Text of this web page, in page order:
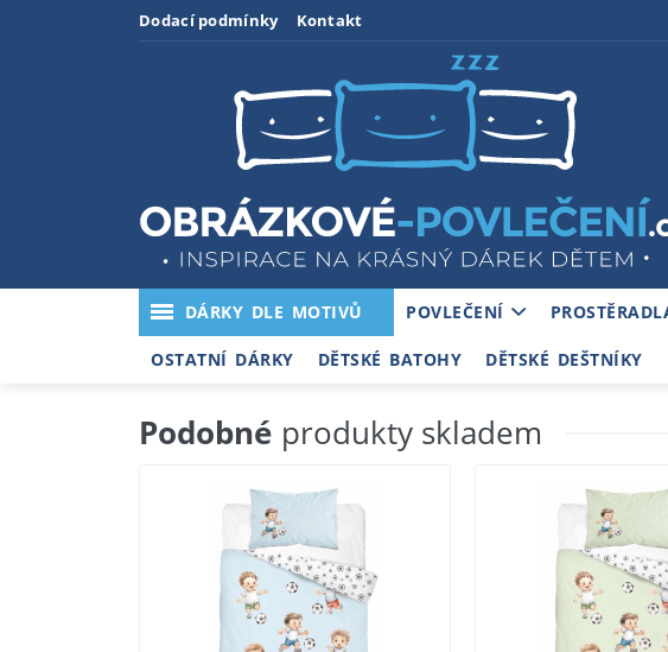
Dodací podmínky Kontakt
DÁRKY DLE MOTIVŮ POVLEČENÍ
OSTATNÍ DÁRKY DĚTSKÉ BATOHY DĚTSKÉ DEŠTNÍKY
Podobné produkty skladem